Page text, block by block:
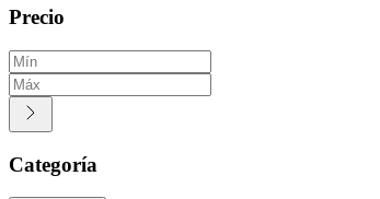
Precio
Categoría